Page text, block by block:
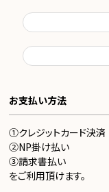
お支払い方法
①クレジットカード決済
②NP掛け払い
③請求書払い
をご利用頂けます。